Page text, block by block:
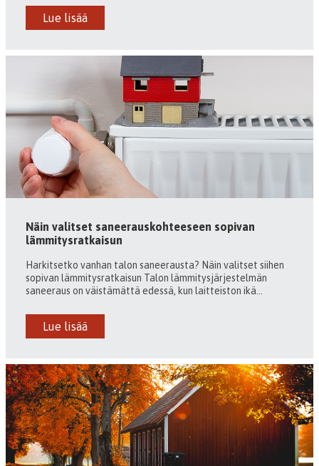
Lue lisää
Näin valitset saneerauskohteeseen sopivan
lämmitysratkaisun
Harkitsetko vanhan talon saneerausta? Näin valitset siihen
sopivan lämmitysratkaisun Talon lämmitysjärjestelmän
saneeraus on väistämättä edessä, kun laitteiston ikä...
Lue lisää